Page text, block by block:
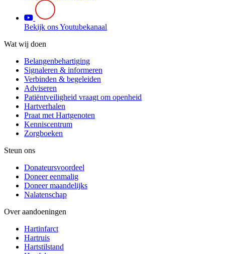
Bekijk ons Youtubekanaal
Wat wij doen
Belangenbehartiging
Signaleren & informeren
Verbinden & begeleiden
Adviseren
Patiëntveiligheid vraagt om openheid
Hartverhalen
Praat met Hartgenoten
Kenniscentrum
Zorgboeken
Steun ons
Donateursvoordeel
Doneer eenmalig
Doneer maandelijks
Nalatenschap
Over aandoeningen
Hartinfarct
Hartruis
Hartstilstand